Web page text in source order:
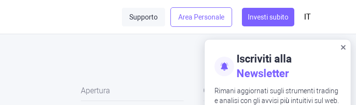
Supporto Area Personale Investi subito IT
Iscriviti alla
Newsletter
Rimani aggiornati sugli strumenti trading
e analisi con gli avvisi più intuitivi sul web.
Apertura Chiusura